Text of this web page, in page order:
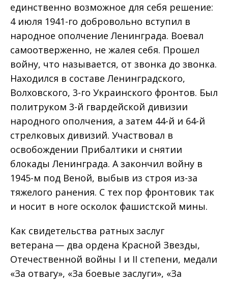
единственно возможное для себя решение:
4 июля 1941-го добровольно вступил в
народное ополчение Ленинграда. Воевал
самоотверженно, не жалея себя. Прошел
войну, что называется, от звонка до звонка.
Находился в составе Ленинградского,
Волховского, 3-го Украинского фронтов. Был
политруком 3-й гвардейской дивизии
народного ополчения, а затем 44-й и 64-й
стрелковых дивизий. Участвовал в
освобождении Прибалтики и снятии
блокады Ленинграда. А закончил войну в
1945-м под Веной, выбыв из строя из-за
тяжелого ранения. С тех пор фронтовик так
и носит в ноге осколок фашистской мины.
Как свидетельства ратных заслуг
ветерана — два ордена Красной Звезды,
Отечественной войны I и II степени, медали
«За отвагу», «За боевые заслуги», «За